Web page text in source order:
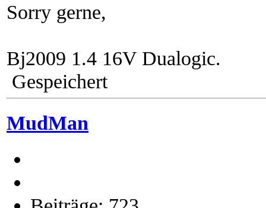
Sorry gerne,
Bj2009 1.4 16V Dualogic.
Gespeichert
MudMan